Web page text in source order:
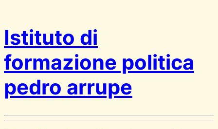
Istituto di
formazione politica
pedro arrupe